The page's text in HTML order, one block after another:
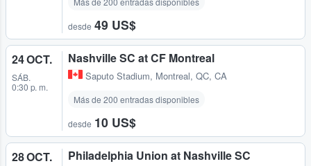
desde 49 US$
24 OCT.
SÁB.
0:30 p. m.
Nashville SC at CF Montreal
Saputo Stadium, Montreal, QC, CA
Más de 200 entradas disponibles
desde 10 US$
28 OCT. Philadelphia Union at Nashville SC